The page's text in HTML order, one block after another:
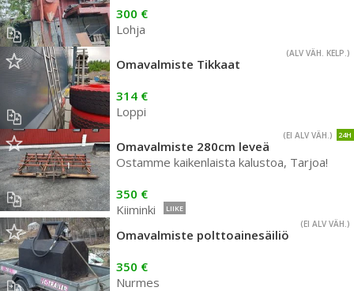
300 €
Lohja
(ALV VÄH. KELP.)
Omavalmiste Tikkaat
314 €
Loppi
24H
(EI ALV VÄH.)
Omavalmiste 280cm leveä
Ostamme kaikenlaista kalustoa, Tarjoa!
350 €
Kiiminki
LIIKE
(EI ALV VÄH.)
Omavalmiste polttoainesäiliö
350 €
Nurmes